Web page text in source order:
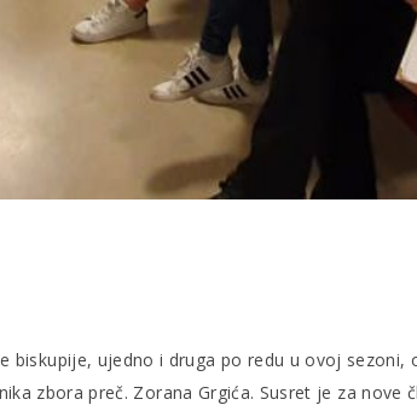
ujedno i druga po redu u ovoj
zbora preč. Zorana Grgića. Susret je za